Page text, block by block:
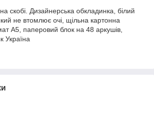
скобі. Дизайнерська обкладинка, білий
не втомлює очі, щільна картонна
А5, паперовий блок на 48 аркушів,
Україна